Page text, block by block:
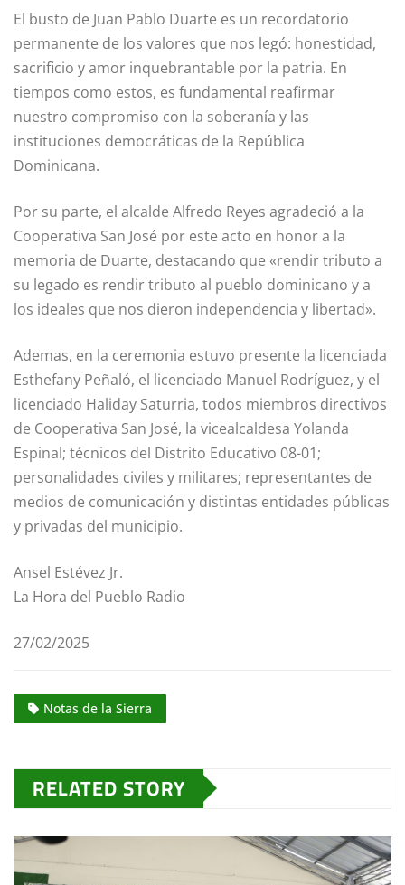
El busto de Juan Pablo Duarte es un recordatorio
permanente de los valores que nos legó: honestidad,
sacrificio y amor inquebrantable por la patria. En
tiempos como estos, es fundamental reafirmar
nuestro compromiso con la soberanía y las
instituciones democráticas de la República
Dominicana.
Por su parte, el alcalde Alfredo Reyes agradeció a la
Cooperativa San José por este acto en honor a la
memoria de Duarte, destacando que «rendir tributo a
su legado es rendir tributo al pueblo dominicano y a
los ideales que nos dieron independencia y libertad».
Ademas, en la ceremonia estuvo presente la licenciada
Esthefany Peñaló, el licenciado Manuel Rodríguez, y el
licenciado Haliday Saturria, todos miembros directivos
de Cooperativa San José, la vicealcaldesa Yolanda
Espinal; técnicos del Distrito Educativo 08-01;
personalidades civiles y militares; representantes de
medios de comunicación y distintas entidades públicas
y privadas del municipio.
Ansel Estévez Jr.
La Hora del Pueblo Radio
27/02/2025
Notas de la Sierra
RELATED STORY